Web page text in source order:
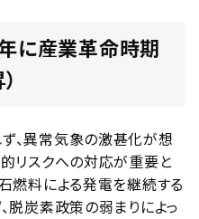
に産業革命時期
、異常気象の激甚化が想
リスクへの対応が重要と
燃料による発電を継続する
脱炭素政策の弱まりによっ